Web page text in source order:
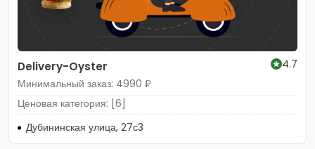
Delivery-Oyster
4.7
Минимальный заказ: 4990 ₽
Ценовая категория: [6]
Дубининская улица, 27с3